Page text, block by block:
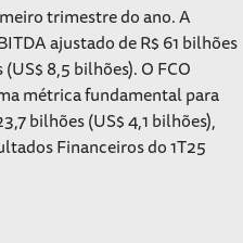
trimestre do ano. A
ajustado de R$ 61 bilhões
8,5 bilhões). O FCO
métrica fundamental para
bilhões (US$ 4,1 bilhões),
Financeiros do 1T25